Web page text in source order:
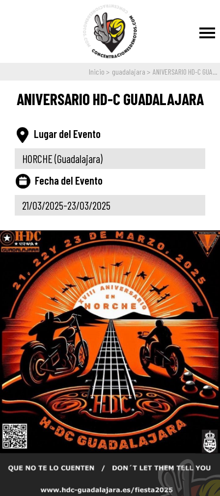
Inicio guadalajara ANIVERSARIO HD-C GUA...
ANIVERSARIO HD-C GUADALAJARA
Lugar del Evento
HORCHE(Guadalajara)
Fecha del Evento
21/03/2025-23/03/2025